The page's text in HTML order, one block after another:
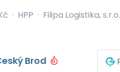
· HPP · Filipa Logistika, s.r.o.
Brod